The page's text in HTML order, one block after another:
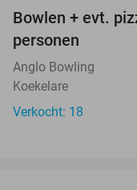
Bowlen + evt.
personen
Anglo Bowling
Koekelare
Verkocht: 18